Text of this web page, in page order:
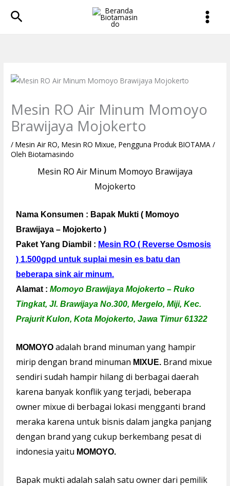
Cari
Mesin RO Air Minum Momoyo
Brawijaya Mojokerto
/Mesin Air RO,Mesin RO Mixue,Pengguna Produk BIOTAMA /
OlehBiotamasindo
Mesin RO Air Minum Momoyo Brawijaya
Mojokerto
Nama Konsumen : Bapak Mukti ( Momoyo
Brawijaya – Mojokerto )
Paket Yang Diambil : Mesin RO ( Reverse Osmosis
) 1.500gpd untuk suplai mesin es batu dan
beberapa sink air minum.
Alamat :Momoyo Brawijaya Mojokerto – Ruko
Tingkat, Jl. Brawijaya No.300, Mergelo, Miji, Kec.
Prajurit Kulon, Kota Mojokerto, Jawa Timur 61322
MOMOYOadalah brand minuman yang hampir
mirip dengan brand minuman MIXUE. Brand mixue
sendiri sudah hampir hilang di berbagai daerah
karena banyak konflik yang terjadi, beberapa
owner mixue di berbagai lokasi mengganti brand
meraka karena untuk bisnis dalam jangka panjang
dengan brand yang cukup berkembang pesat di
indonesia yaitu MOMOYO.
Bapak mukti adalah salah satu owner dari pemilik